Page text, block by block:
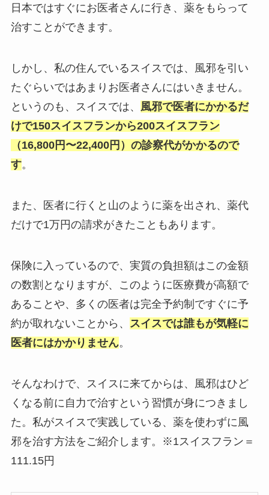
日本ではすぐにお医者さんに行き、薬をもらって
治すことができます。
しかし、私の住んでいるスイスでは、風邪を引い
たぐらいではあまりお医者さんにはいきません。
というのも、スイスでは、 風邪で医者にかかるだ
けで150スイスフランから200スイスフラン
（16,800円〜22,400円）の診察代がかかるので
す。
また、医者に行くと山のように薬を出され、薬代
だけで1万円の請求がきたこともあります。
保険に入っているので、実質の負担額はこの金額
の数割となりますが、このように医療費が高額で
あることや、多くの医者は完全予約制ですぐに予
約が取れないことから、
スイスでは誰もが気軽に
医者にはかかりません。
そんなわけで、スイスに来てからは、風邪はひど
くなる前に自力で治すという習慣が身につきまし
た。私がスイスで実践している、薬を使わずに風
邪を治す方法をご紹介します。※1スイスフラン＝
111.15円